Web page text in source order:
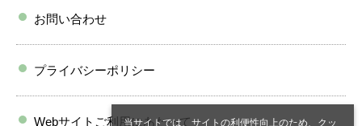
当サイトでは、サイトの利便性向上のため、クッ
お問い合わせ
プライバシーポリシー
Webサイトご利用にあたって